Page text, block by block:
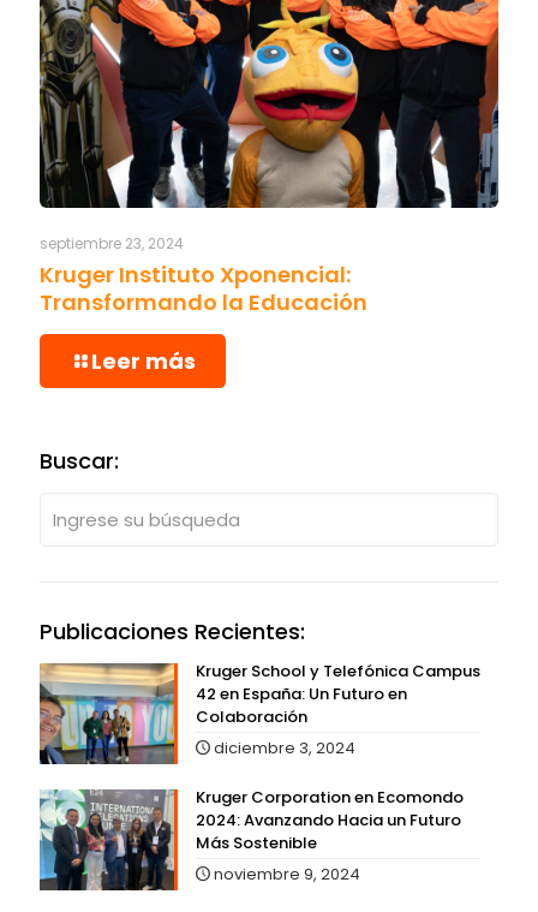
septiembre 23, 2024
Kruger Instituto Xponencial:
Transformando la Educación
Leer más
Buscar:
Publicaciones Recientes:
Kruger School y Telefónica Campus
42 en España: Un Futuro en
Colaboración
diciembre 3, 2024
Kruger Corporation en Ecomondo
2024: Avanzando Hacia un Futuro
Más Sostenible
noviembre 9, 2024